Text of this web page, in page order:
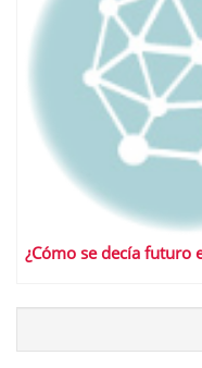
¿Cómo se decía futuro